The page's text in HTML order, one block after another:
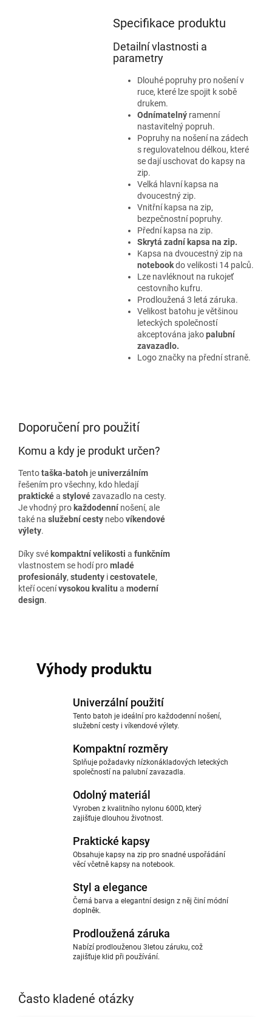
Specifikace produktu
Detailní vlastnosti a
parametry
Dlouhé popruhy pro nošení v
ruce, které lze spojit k sobě
drukem.
Odnímatelný ramenní
nastavitelný popruh.
Popruhy na nošení na zádech
s regulovatelnou délkou, které
se dají uschovat do kapsy na
zip.
Velká hlavní kapsa na
dvoucestný zip.
Vnitřní kapsa na zip,
bezpečnostní popruhy.
Přední kapsa na zip.
Skrytá zadní kapsa na zip.
Kapsa na dvoucestný zip na
notebookdo velikosti 14 palců.
Lze navléknout na rukojeť
cestovního kufru.
Prodloužená 3 letá záruka.
Velikost batohu je většinou
leteckých společností
akceptována jakopalubní
zavazadlo.
Logo značky na přední straně.
Doporučení pro použití
Komu a kdy je produkt určen?
Tentotaška-batoh jeuniverzálním
řešením pro všechny, kdo hledají
praktickéa stylovézavazadlo na cesty.
Je vhodný pro každodenní nošení, ale
také na služební cesty nebovíkendové
výlety.
Díky své kompaktní velikosti a funkčním
vlastnostem se hodí promladé
profesionály, studenty icestovatele,
kteří ocenívysokou kvalitu a moderní
design.
Výhody produktu
Univerzální použití
Tento batoh je ideální pro každodenní nošení,
služební cesty i víkendové výlety.
Kompaktní rozměry
Splňuje požadavky nízkonákladových leteckých
společností na palubní zavazadla.
Odolný materiál
Vyroben z kvalitního nylonu 600D, který
zajišťuje dlouhou životnost.
Praktické kapsy
Obsahuje kapsy na zip pro snadné uspořádání
věcí včetně kapsy na notebook.
Styl a elegance
Černá barva a elegantní design z něj činí módní
doplněk.
Prodloužená záruka
Nabízí prodlouženou 3letou záruku, což
zajišťuje klid při používání.
Často kladené otázky